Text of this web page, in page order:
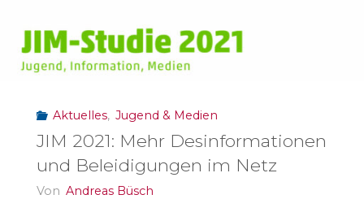
Kirche
Web
Aktuelles, Jugend & Medien
JIM 2021: Mehr Desinformationen
und Beleidigungen im Netz
Von Andreas Büsch